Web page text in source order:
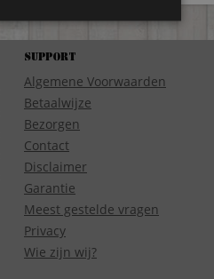
Support
Algemene Voorwaarden
Betaalwijze
Bezorgen
Contact
Disclaimer
Garantie
Meest gestelde vragen
Privacy
Wie zijn wij?